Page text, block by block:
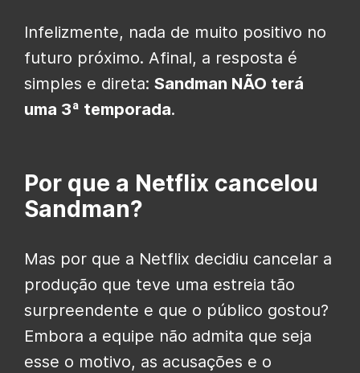
Infelizmente, nada de muito positivo no
futuro próximo. Afinal, a resposta é
simples e direta: Sandman NÃO terá
uma 3ª temporada.
Por que a Netflix cancelou
Sandman?
Mas por que a Netflix decidiu cancelar a
produção que teve uma estreia tão
surpreendente e que o público gostou?
Embora a equipe não admita que seja
esse o motivo, as acusações e o